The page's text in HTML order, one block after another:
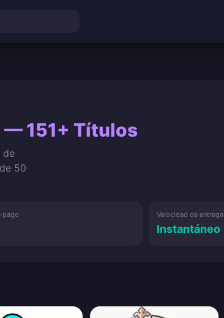
— 151+ Títulos
de
50
pago Velocidad de entrega
Instantáneo